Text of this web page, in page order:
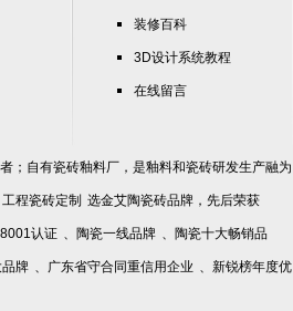
装修百科
3D设计系统教程
在线留言
；自有瓷砖釉料厂，是釉料和瓷砖研发生产融为
工程瓷砖定制 选金艾陶瓷砖品牌，先后荣获
认证 、 陶瓷一线品牌 、 陶瓷十大畅销品
牌 、 广东省守合同重信用企业 、 新锐榜年度优